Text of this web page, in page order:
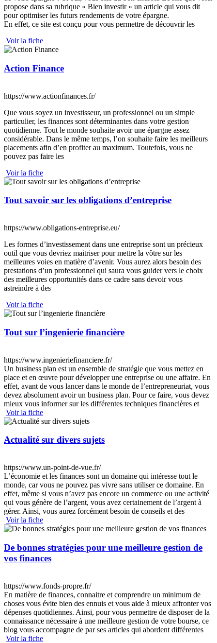
propose dans sa rubrique « Bien investir » un article qui vous dit
pour optimiser les futurs rendements de votre épargne.
En effet, ce site est conçu pour vous permettre de découvrir les
Voir la fiche
Action Finance
https://www.actionfinances.fr/
Que vous soyez un investisseur, un professionnel ou un simple
particulier, les finances sont déterminantes dans votre gestion
quotidienne. Tout le monde souhaite avoir une épargne assez
considérable. Dans le même temps, l’on souhaite faire les meilleurs
placements afin d’en profiter au maximum. Toutefois, vous ne
pouvez pas faire les
Voir la fiche
Tout savoir sur les obligations d’entreprise
https://www.obligations-entreprise.eu/
Les formes d’investissement dans une entreprise sont un précieux
outil que vous devriez maitriser pour mettre la vôtre sur les
meilleures voies en matière d’avenir. Vous aurez alors besoin des
prestations d’un professionnel qui saura vous guider vers le choix
des meilleures opportunités dans ce cadre sans devoir vous
astreindre à des
Voir la fiche
Tout sur l’ingenierie financière
https://www.ingenieriefinanciere.fr/
Un business plan est un ensemble de stratégie que vous mettez en
place et en œuvre pour développer une entreprise ou une affaire. En
effet, avant de vous lancer dans le monde de l’entrepreneuriat, vous
devez absolument avoir un business plan. Pour ce faire, vous devez
mieux vous informer sur les différentes techniques financières et
Voir la fiche
Actualité sur divers sujets
https://www.un-point-de-vue.fr/
L’économie et les finances sont un domaine qui intéresse tout le
monde, car vous ne pouvez pas vivre sans utiliser ce domaine. En
effet, même si vous n’avez pas encore un commerce ou une activité
qui vous génère de l’argent, vous avez certainement de l’argent à
gérer. Ainsi, vous aurez forcément besoin de conseils et des
Voir la fiche
De bonnes stratégies pour une meilleure gestion de
vos finances
https://www.fonds-propre.fr/
En matière de finances, connaitre et comprendre un minimum de
choses vous évite bien des ennuis et vous aide à mieux affronter vos
dépenses quotidiennes. Ainsi, pour vous permettre de disposer de la
connaissance nécessaire à une meilleure gestion de votre bourse, ce
blog vous accompagne de par ses articles qui abordent différentes
Voir la fiche